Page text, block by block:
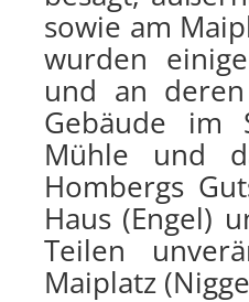
sowie am
wurden
und an
Gebäude im
Mühle und
Hombergs
Haus (Engel)
Teilen
Maiplatz